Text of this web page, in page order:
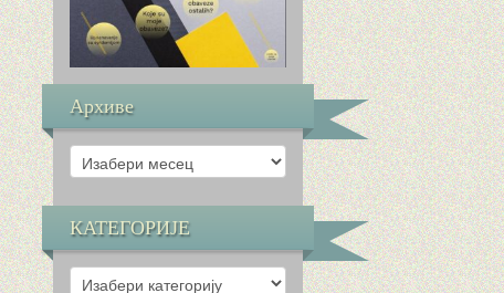
Архиве
Архиве
КАТЕГОРИЈЕ
КАТЕГОРИЈЕ